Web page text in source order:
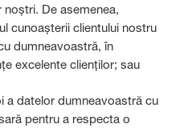
De asemenea,
cunoașterii clientului nostru
dumneavoastră, în
excelente clienților; sau
datelor dumneavoastră cu
pentru a respecta o